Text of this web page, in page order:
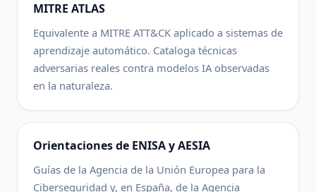
MITRE ATLAS
Equivalente a MITRE ATT&CK aplicado a sistemas de
aprendizaje automático. Cataloga técnicas
adversarias reales contra modelos IA observadas
en la naturaleza.
Orientaciones de ENISA y AESIA
Guías de la Agencia de la Unión Europea para la
Ciberseguridad y, en España, de la Agencia